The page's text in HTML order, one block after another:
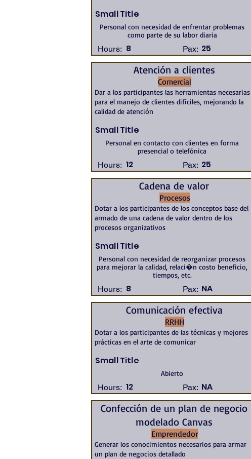
Small Title
Personal con necesidad de enfrentar problemas
como parte de su labor diaria
Hours: 8 Pax: 25
Atención a clientes
Comercial
Dar a los participantes las herramientas necesarias
para el manejo de clientes difíciles, mejorando la
calidad de atención
Small Title
Personal en contacto con clientes en forma
presencial o telefónica
Hours: 12 Pax: 25
Cadena de valor
Procesos
Dotar a los participantes de los conceptos base del
armado de una cadena de valor dentro de los
procesos organizativos
Small Title
Personal con necesidad de reorganizar procesos
para mejorar la calidad, relaci�n costo beneficio,
tiempos, etc.
Hours: 8 Pax: NA
Comunicación efectiva
RRHH
Dotar a los participantes de las técnicas y mejores
prácticas en el arte de comunicar
Small Title
Abierto
Hours: 12 Pax: NA
Confección de un plan de negocio
modelado Canvas
Emprendedor
Generar los conocimientos necesarios para armar
un plan de negocios detallado